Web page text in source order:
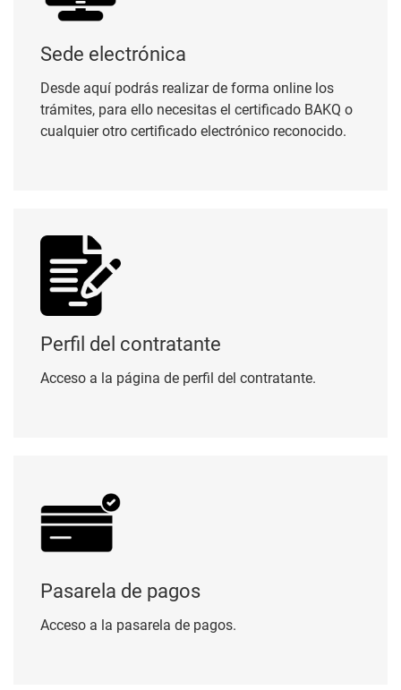
Sede electrónica
Desde aquí podrás realizar de forma online los
trámites, para ello necesitas el certificado BAKQ o
cualquier otro certificado electrónico reconocido.
Perfil del contratante
Acceso a la página de perfil del contratante.
Pasarela de pagos
Acceso a la pasarela de pagos.